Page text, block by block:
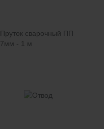
Пруток сварочный ПП
7мм - 1 м